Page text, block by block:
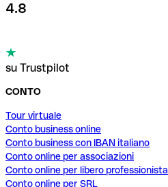
4.8
su Trustpilot
CONTO
Tour virtuale
Conto business online
Conto business con IBAN italiano
Conto online per associazioni
Conto online per libero professionista
Conto online per SRL